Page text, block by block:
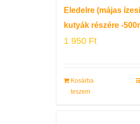
Eledelre (májas
kutyák részére -
1 950 Ft
Kosárba
teszem